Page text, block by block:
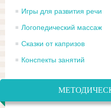
Игры для развития речи
Логопедический массаж
Сказки от капризов
Конспекты занятий